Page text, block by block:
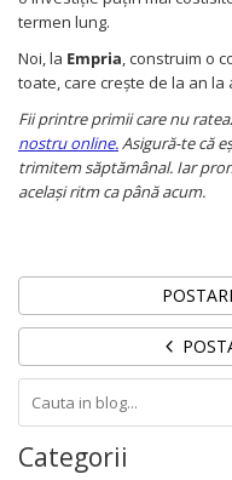
termen lung.
Noi, la Empria, construim o
toate, care crește de la an
Fii printre primii care nu
nostru online.Asigură-te că
trimitem săptămânal. Iar
același ritm ca până acum.
Categorii